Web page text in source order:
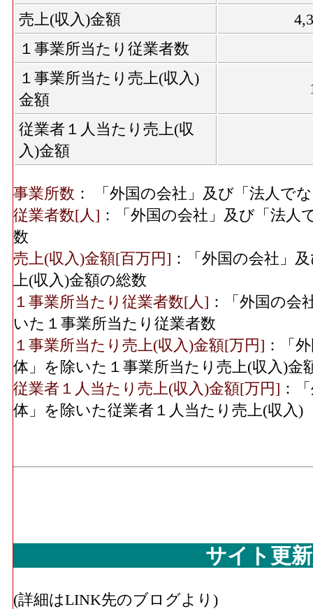
売上(収入)金額
１事業所当たり従業者数
１事業所当たり売上(収入)
金額
従業者１人当たり売上(収
入)金額
事業所数 ： 「外国の会社」及び「法人で
従業者数[人] ：「外国の会社」及び「法
数
売上(収入)金額[百万円] ：「外国の会社」
上(収入)金額の総数
１事業所当たり従業者数[人] ：「外国の会
いた１事業所当たり従業者数
１事業所当たり売上(収入)金額[万円] ：「
体」を除いた１事業所当たり売上(収入)金
従業者１人当たり売上(収入)金額[万円] ：
体」を除いた従業者１人当たり売上(収入)
サイト更
(詳細はLINK先のブログより)